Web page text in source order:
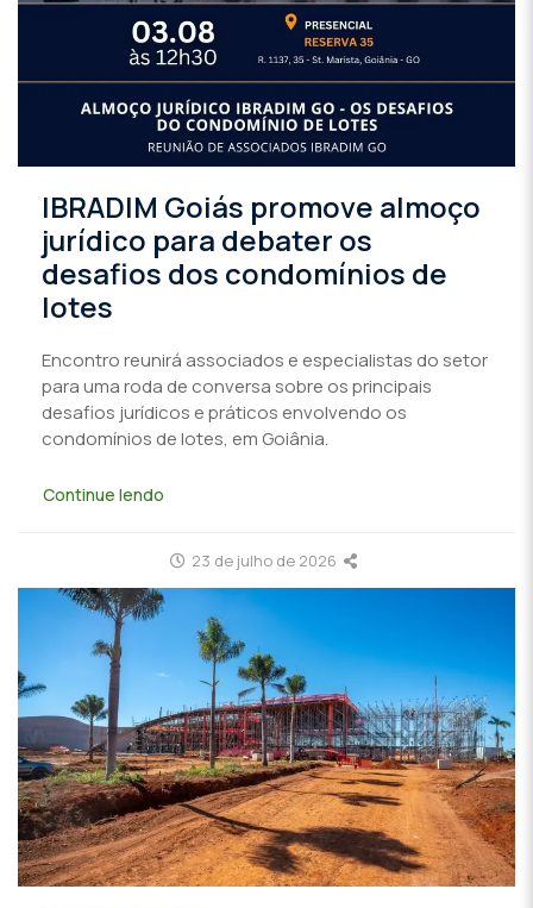
IBRADIM Goiás promove almoço
jurídico para debater os
desafios dos condomínios de
lotes
Encontro reunirá associados e especialistas do setor
para uma roda de conversa sobre os principais
desafios jurídicos e práticos envolvendo os
condomínios de lotes, em Goiânia.
Continue lendo
23 de julho de 2026